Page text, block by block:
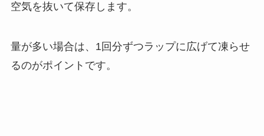
空気を抜いて保存します。
量が多い場合は、1回分ずつラップに広げて凍らせ
るのがポイントです。